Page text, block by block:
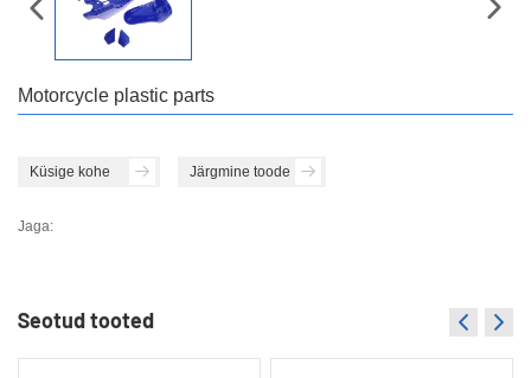
Motorcycle plastic parts
Küsige kohe Järgmine toode
Jaga:
Seotud tooted